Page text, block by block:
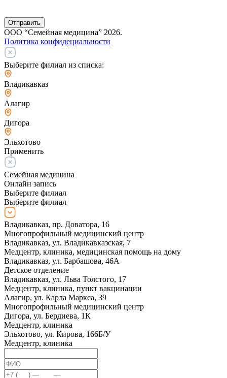
Отправить
ООО “Семейная медицина” 2026.
Политика конфидециальности
Выберите филиал из списка:
Владикавказ
Алагир
Дигора
Эльхотово
Применить
Семейная медицина
Онлайн запись
Выберите филиал
Выберите филиал
Владикавказ, пр. Доватора, 16
Многопрофильный медицинский центр
Владикавказ, ул. Владикавказская, 7
Медцентр, клиника, медицинская помощь на дому
Владикавказ, ул. Барбашова, 46А
Детское отделение
Владикавказ, ул. Льва Толстого, 17
Медцентр, клиника, пункт вакцинации
Алагир, ул. Карла Маркса, 39
Многопрофильный медицинский центр
Дигора, ул. Бердиева, 1К
Медцентр, клиника
Эльхотово, ул. Кирова, 166Б/У
Медцентр, клиника